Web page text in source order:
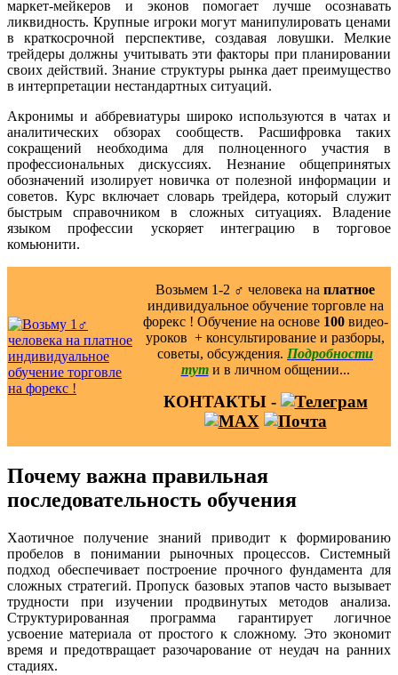
маркет-мейкеров и эконов помогает лучше осознавать
ликвидность. Крупные игроки могут манипулировать ценами
в краткосрочной перспективе, создавая ловушки. Мелкие
трейдеры должны учитывать эти факторы при планировании
своих действий. Знание структуры рынка дает преимущество
в интерпретации нестандартных ситуаций.
Акронимы и аббревиатуры широко используются в чатах и
аналитических обзорах сообществ. Расшифровка таких
сокращений необходима для полноценного участия в
профессиональных дискуссиях. Незнание общепринятых
обозначений изолирует новичка от полезной информации и
советов. Курс включает словарь трейдера, который служит
быстрым справочником в сложных ситуациях. Владение
языком профессии ускоряет интеграцию в торговое
комьюнити.
Возьмем 1-2 ‍♂️ человека на платное
индивидуальное обучение торговле на
форекс ! Обучение на основе 100видео-
уроков ️ + консультирование и разборы,
советы, обсуждения. Подробности
тут и в личном общении...
КОНТАКТЫ -
Почему важна правильная
последовательность обучения
Хаотичное получение знаний приводит к формированию
пробелов в понимании рыночных процессов. Системный
подход обеспечивает построение прочного фундамента для
сложных стратегий. Пропуск базовых этапов часто вызывает
трудности при изучении продвинутых методов анализа.
Структурированная программа гарантирует логичное
усвоение материала от простого к сложному. Это экономит
время и предотвращает разочарование от неудач на ранних
стадиях.